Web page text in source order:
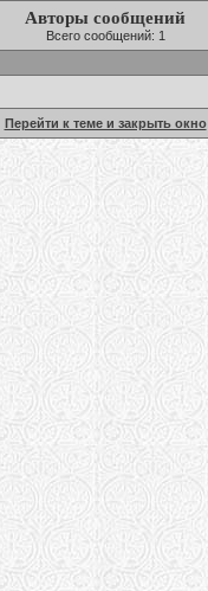
Авторы сообщений
Всего сообщений: 1
Перейти к теме и закрыть окно